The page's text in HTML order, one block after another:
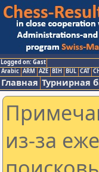
Logged on: Gast
Arabic ARM AZE BIH BUL CAT
Главная Турнирная
из-за